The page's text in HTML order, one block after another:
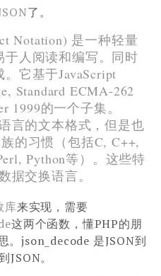
了。
Notation) 是一种轻量
人阅读和编写。同时
它基于JavaScript
Standard ECMA-262
1999的一个子集。
言的文本格式，但是也
的习惯（包括C, C++,
Python等）。这些特
据交换语言。
库来实现，需要
这两个函数，懂PHP的朋
。json_decode 是JSON到
。